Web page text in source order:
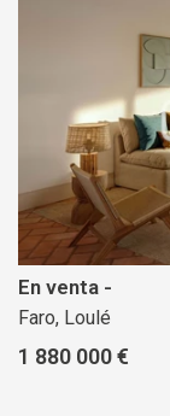
En venta -
Faro, Loulé
1 880 000 €